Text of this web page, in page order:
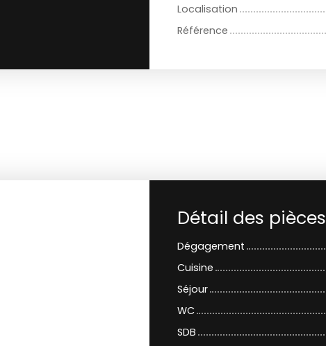
Localisation
Référence
Détail des pièces
Dégagement
Cuisine
Séjour
WC
SDB